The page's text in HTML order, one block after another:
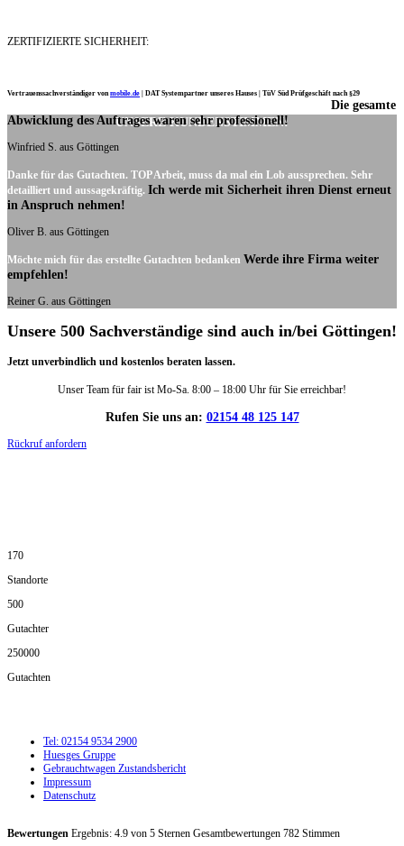
ZERTIFIZIERTE SICHERHEIT:
Vertrauenssachverständiger vonmobile.de DAT Systempartner unseres Hauses | TüV Süd Prüfgeschäft nach §29
UNSERE KUNDENSTIMMEN:
Die gesamte
Abwicklung des Auftrages waren sehr professionell!
Winfried S. aus Göttingen
Danke für das Gutachten. TOP Arbeit, muss da mal ein Lob aussprechen. Sehr
detailliert und aussagekräftig. Ich werde mit Sicherheit ihren Dienst erneut
in Anspruch nehmen!
Oliver B. aus Göttingen
Möchte mich für das erstellte Gutachten bedanken Werde ihre Firma weiter
empfehlen!
Reiner G. aus Göttingen
Unsere 500 Sachverständige sind auch in/bei Göttingen!
Jetzt unverbindlich und kostenlos beraten lassen.
Unser Team für fair ist Mo-Sa. 8:00 – 18:00 Uhr für Sie erreichbar!
Rufen Sie uns an: 02154 48 125 147
Rückruf anfordern
170
Standorte
500
Gutachter
250000
Gutachten
Tel: 02154 9534 2900
Huesges Gruppe
Gebrauchtwagen Zustandsbericht
Impressum
Datenschutz
Bewertungen Ergebnis: 4.9 von 5 Sternen Gesamtbewertungen 782 Stimmen